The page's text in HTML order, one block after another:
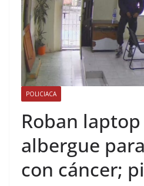
POLICIACA
Roban
albergue
con cáncer;